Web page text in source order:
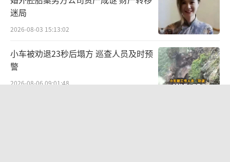
迷局
2026-08-03 15:13:02
小车被劝退23秒后塌方 巡查人员及时预
警
2026-08-06 09:01:48